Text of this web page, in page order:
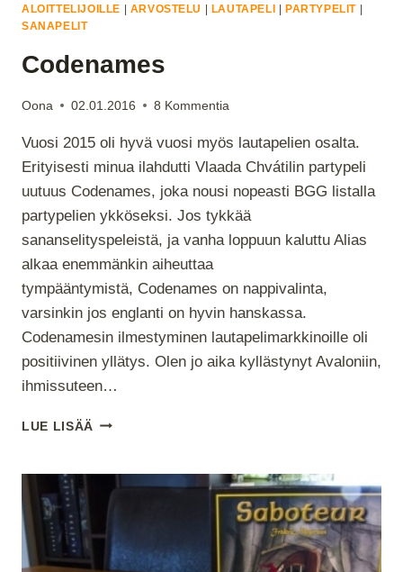
ALOITTELIJOILLE ARVOSTELU LAUTAPELI PARTYPELIT
SANAPELIT
Codenames
Oona 02.01.2016 8 Kommentia
Vuosi 2015 oli hyvä vuosi myös lautapelien osalta.
Erityisesti minua ilahdutti Vlaada Chvátilin partypeli
uutuus Codenames, joka nousi nopeasti BGG listalla
partypelien ykköseksi. Jos tykkää
sananselityspeleistä, ja vanha loppuun kaluttu Alias
alkaa enemmänkin aiheuttaa
tympääntymistä, Codenames on nappivalinta,
varsinkin jos englanti on hyvin hanskassa.
Codenamesin ilmestyminen lautapelimarkkinoille oli
positiivinen yllätys. Olen jo aika kyllästynyt Avaloniin,
ihmissuteen…
LUE LISÄÄ CODENAMES